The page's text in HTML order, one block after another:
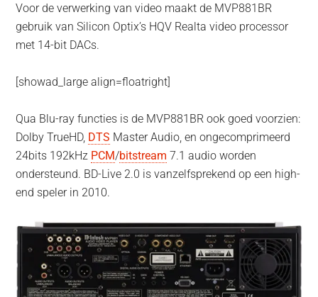
Voor de verwerking van video maakt de MVP881BR
gebruik van Silicon Optix’s HQV Realta video processor
met 14-bit DACs.
[showad_large align=floatright]
Qua Blu-ray functies is de MVP881BR ook goed voorzien:
Dolby TrueHD, DTS Master Audio, en ongecomprimeerd
24bits 192kHz PCM/bitstream 7.1 audio worden
ondersteund. BD-Live 2.0 is vanzelfsprekend op een high-
end speler in 2010.